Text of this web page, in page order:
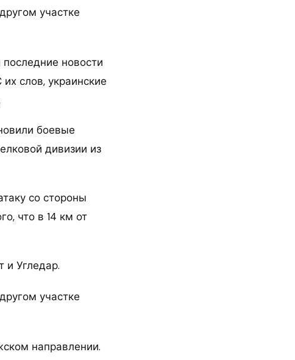
новости
слов, украинские
боевые
дивизии из
со стороны
что в 14 км от
и Угледар.
направлении.